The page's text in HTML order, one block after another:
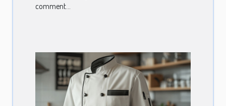
comment...